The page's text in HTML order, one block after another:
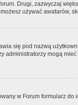
Drugi, zazwyczaj
używać awatarów,
się pod nazwą
administratorzy mogą
w Forum formularz